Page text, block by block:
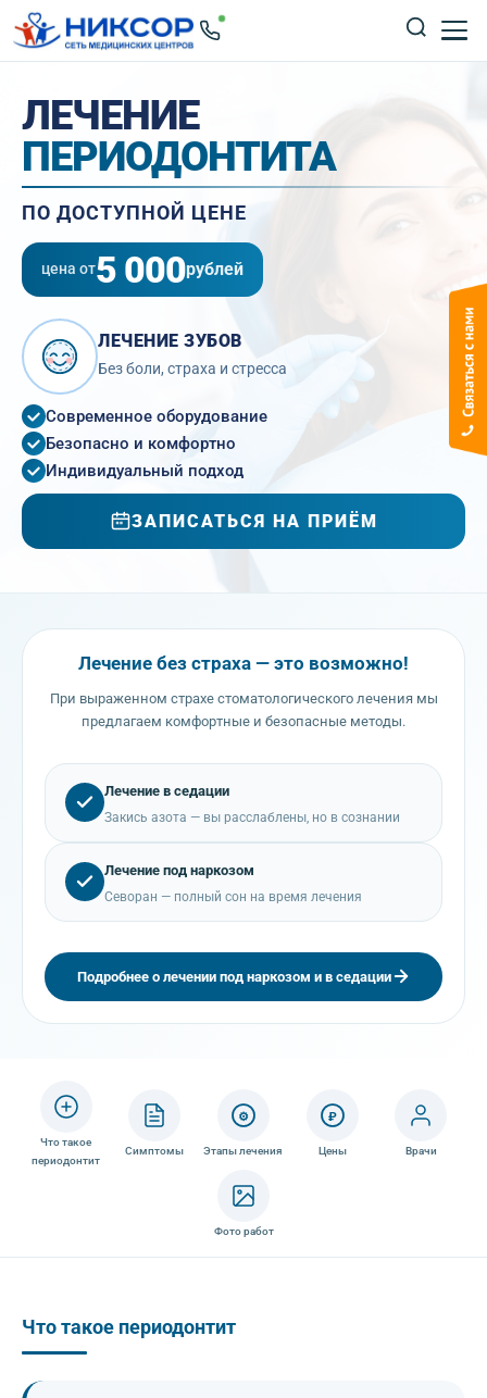
ЛЕЧЕНИЕ
ПЕРИОДОНТИТА
ПО ДОСТУПНОЙ ЦЕНЕ
цена от5 000рублей
ЛЕЧЕНИЕ ЗУБОВ
Без боли, страха и стресса
Современное оборудование
Безопасно и комфортно
Индивидуальный подход
ЗАПИСАТЬСЯ НА ПРИЁМ
Лечение без страха — это возможно!
При выраженном страхе стоматологического лечения мы
предлагаем комфортные и безопасные методы.
Лечение в седации
Закись азота — вы расслаблены, но в сознании
Лечение под наркозом
Севоран — полный сон на время лечения
Подробнее о лечении под наркозом и в седации
Что такое
периодонтит
Симптомы
⚙
Этапы лечения
₽
Цены Врачи
Фото работ
Что такое периодонтит